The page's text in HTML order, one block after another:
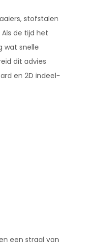
stofstalen
de tijd het
wat snelle
dit advies
en 2D indeel-
een straal van